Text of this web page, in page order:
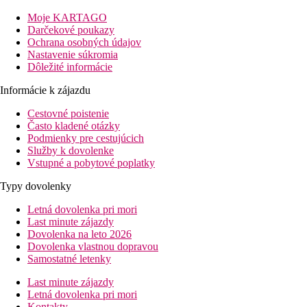
Vzdialenosť
pláže: 0 mu pláže
letisko: 50 km Djerba
centrá: 12 km Zarzis
vstupná hala s recepciou
hlavná reštaurácia
bar
maurská kaviareň
bar pri bazéne
obchod so suvenírmi
bar pri bazéne
bazén (lehátka a slnečníky zadarmo, osušky za zálohu)
detský bazén
krytý bazén
miniklub (pre deti 4-12 rokov)
Popis izby
Dvojlôžková izba
Moje KARTAGO
Darčekové poukazy
Ochrana osobných údajov
Nastavenie súkromia
Dôležité informácie
Informácie k zájazdu
Cestovné poistenie
Často kladené otázky
Podmienky pre cestujúcich
Služby k dovolenke
Vstupné a pobytové poplatky
Typy dovolenky
Letná dovolenka pri mori
Last minute zájazdy
Dovolenka na leto 2026
Dovolenka vlastnou dopravou
Samostatné letenky
Last minute zájazdy
Letná dovolenka pri mori